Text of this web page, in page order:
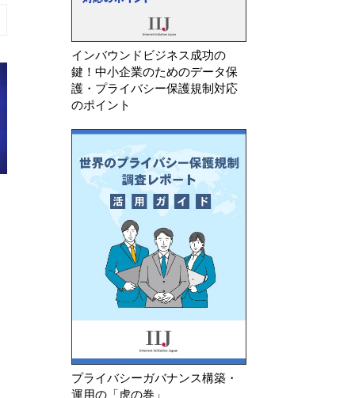
韓国 安全管理措置の不備及び不
要な個人情報を廃棄していなかっ
たことを理由に生活用品メ…
インバウンドビジネス成功の
鍵！中小企業のためのデータ保
護・プライバシー保護規制対応
のポイント
プライバシーガバナンス構築・
運用の「虎の巻」